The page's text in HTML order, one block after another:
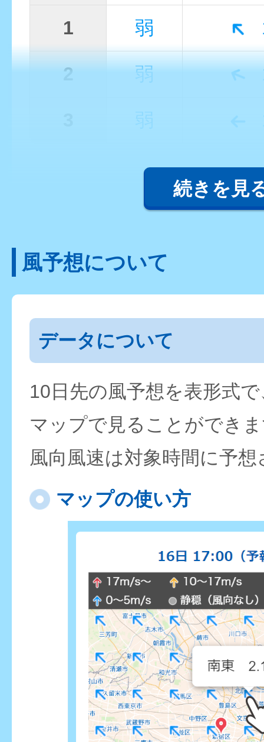
1 弱
2 弱
弱
続きを見
風予想について
データについて
10日先の風予想を表形式
マップで見ることができ
風向風速は対象時間に予
マップの使い方